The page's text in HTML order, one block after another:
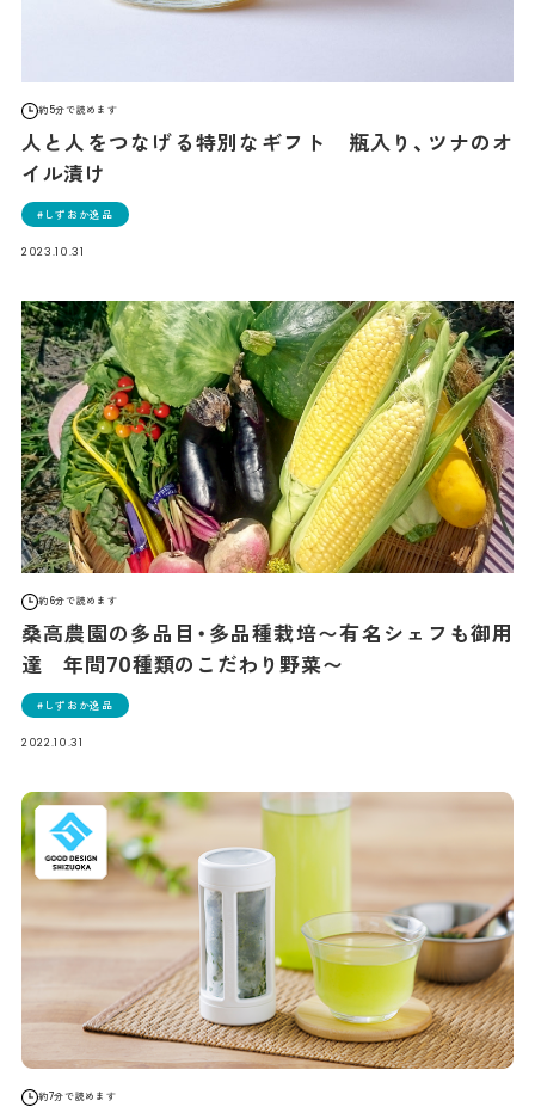
約5分で読めます
人と人をつなげる特別なギフト 瓶入り、ツナのオ
イル漬け
しずおか逸品
2023.10.31
約6分で読めます
桑高農園の多品目・多品種栽培〜有名シェフも御用
達 年間70種類のこだわり野菜〜
しずおか逸品
2022.10.31
約7分で読めます